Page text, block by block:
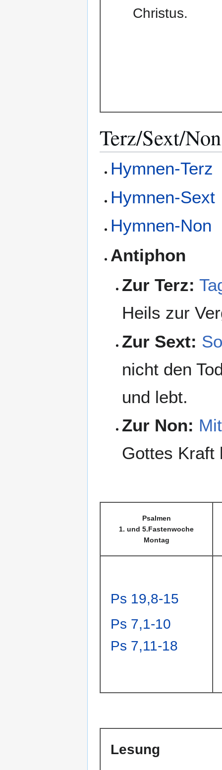
Christus.
Terz/Sext/Non
Hymnen-Terz
Hymnen-Sext
Hymnen-Non
Antiphon
Zur Terz:
Heils zur
Zur Sext:
nicht den
und lebt.
Zur Non:
Gottes Kraft
Psalmen
1. und 5.Fastenwoche
Montag
Ps 19,8-15
Ps 7,1-10
Ps 7,11-18
Lesung